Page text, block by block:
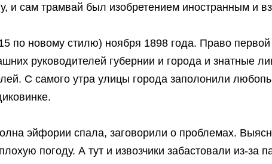
и сам трамвай был изобретением иностранным и
по новому стилю) ноября 1898 года. Право
руководителей губернии и города и знатные
С самого утра улицы города заполонили
эйфории спала, заговорили о проблемах.
погоду. А тут и извозчики забастовали из-за